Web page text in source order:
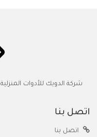
شركة الدويك للأدوات المنزلية
اتصل بنا
اتصل بنا